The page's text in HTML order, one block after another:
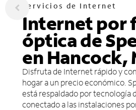
Servicios de Internet
Internet por
óptica de
en Hancock,
Disfruta de Internet rápido y
hogar a un precio económico.
está respaldado por tecnología
conectado a las instalaciones